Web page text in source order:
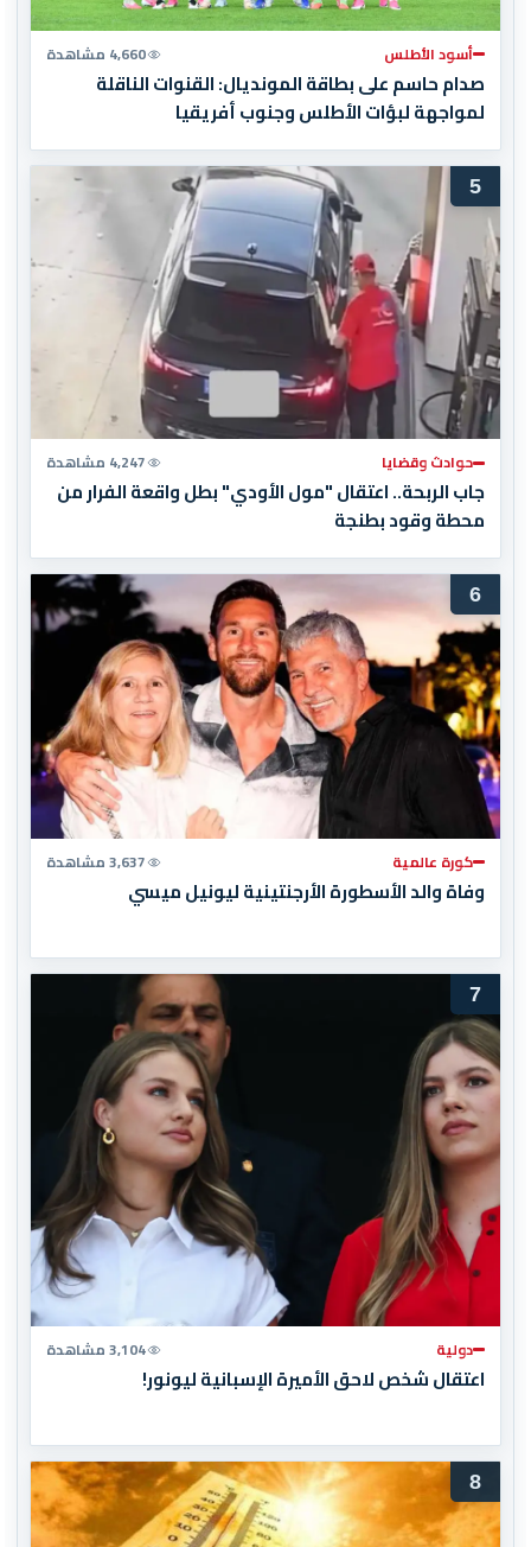
أسود الأطلس 4,660 مشاهدة
صدام حاسم على بطاقة المونديال: القنوات الناقلة
لمواجهة لبؤات الأطلس وجنوب أفريقيا
5
حوادث وقضايا 4,247 مشاهدة
جاب الربحة.. اعتقال "مول الأودي" بطل واقعة الفرار من
محطة وقود بطنجة
6
كورة عالمية 3,637 مشاهدة
وفاة والد الأسطورة الأرجنتينية ليونيل ميسي
7
دولية 3,104 مشاهدة
اعتقال شخص لاحق الأميرة الإسبانية ليونور!
8